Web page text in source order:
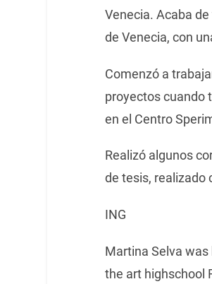
Venecia. Acaba
de Venecia, con
Comenzó a
proyectos cuando
en el Centro
Realizó algunos
de tesis, realizado
ING
Martina Selva was
the art highschool